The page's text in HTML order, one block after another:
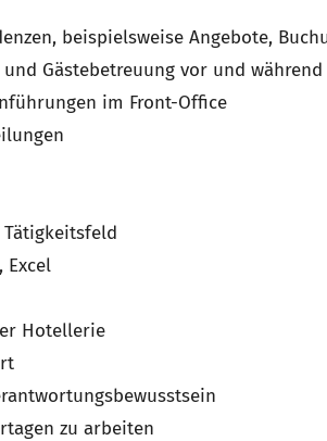
beispielsweise Angebote,
Gästebetreuung vor und
im Front-Office
Excel
Hotellerie
zu arbeiten